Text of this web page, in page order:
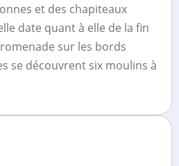
et des chapiteaux
date quant à elle de la fin
sur les bords
se découvrent six moulins à